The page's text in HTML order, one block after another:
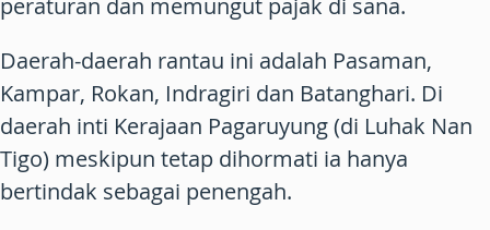
peraturan dan memungut pajak di sana.
Daerah-daerah rantau ini adalah Pasaman,
Kampar, Rokan, Indragiri dan Batanghari. Di
daerah inti Kerajaan Pagaruyung (di Luhak Nan
Tigo) meskipun tetap dihormati ia hanya
bertindak sebagai penengah.